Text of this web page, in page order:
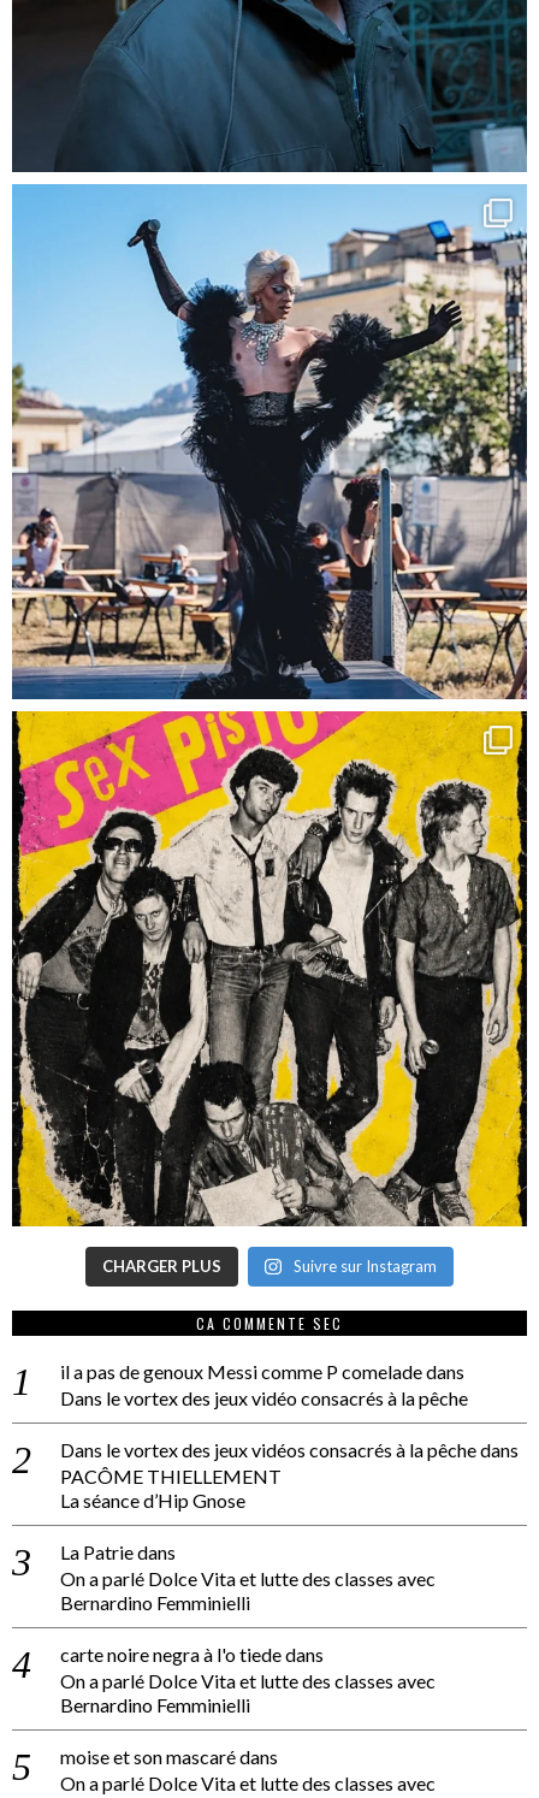
CHARGER PLUS Suivre sur Instagram
CA COMMENTE SEC
il a pas de genoux Messi comme P comeladedans
Dans le vortex des jeux vidéo consacrés à la pêche
Dans le vortex des jeux vidéos consacrés à la pêchedans
PACÔME THIELLEMENT
La séance d’Hip Gnose
La Patriedans
On a parlé Dolce Vita et lutte des classes avec
Bernardino Femminielli
carte noire negra à l'o tiededans
On a parlé Dolce Vita et lutte des classes avec
Bernardino Femminielli
moise et son mascarédans
On a parlé Dolce Vita et lutte des classes avec